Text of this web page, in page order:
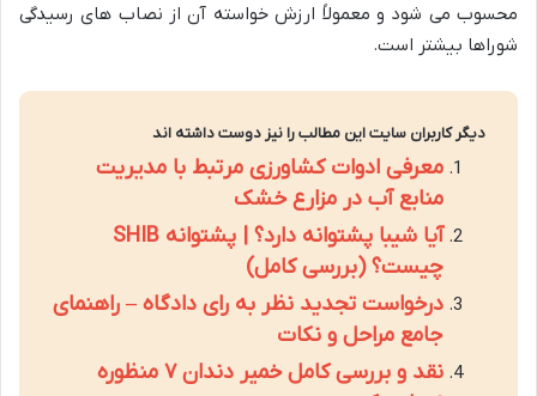
محسوب می شود و معمولاً ارزش خواسته آن از نصاب های رسیدگی
شوراها بیشتر است.
دیگر کاربران سایت این مطالب را نیز دوست داشته اند
معرفی ادوات کشاورزی مرتبط با مدیریت
منابع آب در مزارع خشک
آیا شیبا پشتوانه دارد؟ | پشتوانه SHIB
چیست؟ (بررسی کامل)
درخواست تجدید نظر به رای دادگاه – راهنمای
جامع مراحل و نکات
نقد و بررسی کامل خمیر دندان ۷ منظوره